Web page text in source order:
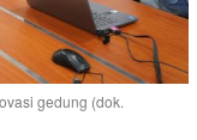
gedung (dok.